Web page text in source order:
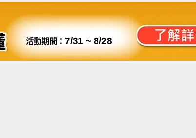
活動期間： 7/31 ~ 8/28